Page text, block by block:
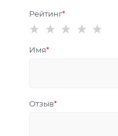
Рейтинг
Имя
Отзыв